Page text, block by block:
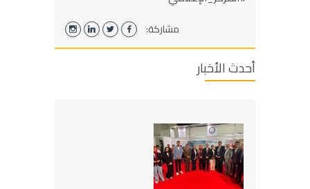
مشاركة:
أحدث الأخبار